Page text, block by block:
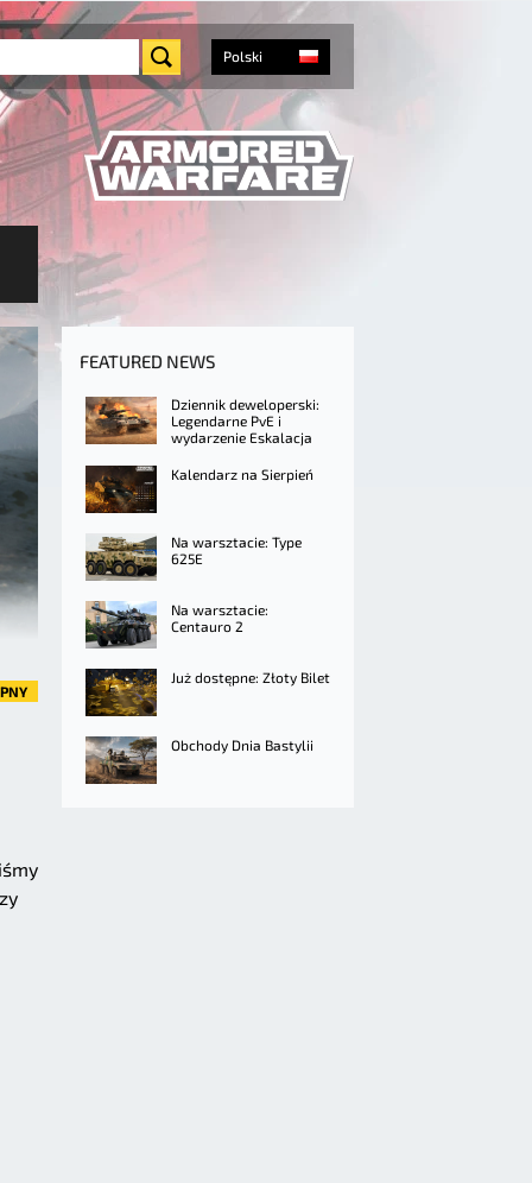
Polski
FEATURED NEWS
Dziennik deweloperski:
Legendarne PvE i
wydarzenie Eskalacja
Kalendarz na Sierpień
Na warsztacie: Type
625E
Na warsztacie:
Centauro 2
Już dostępne: Złoty Bilet
Obchody Dnia Bastylii